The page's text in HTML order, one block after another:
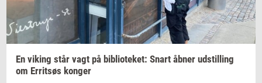
En viking står vagt på bi­bli­o­te­ket: Snart åbner ud­stil­ling
om Er­ritsøs kon­ger